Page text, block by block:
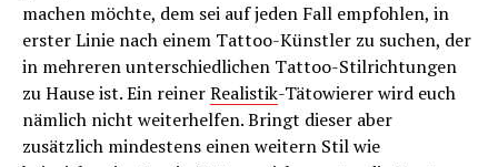
machen möchte, dem sei auf jeden Fall empfohlen, in
erster Linie nach einem Tattoo-Künstler zu suchen, der
in mehreren unterschiedlichen Tattoo-Stilrichtungen
zu Hause ist. Ein reinerRealistik-Tätowierer wird euch
nämlich nicht weiterhelfen. Bringt dieser aber
zusätzlich mindestens einen weitern Stil wie